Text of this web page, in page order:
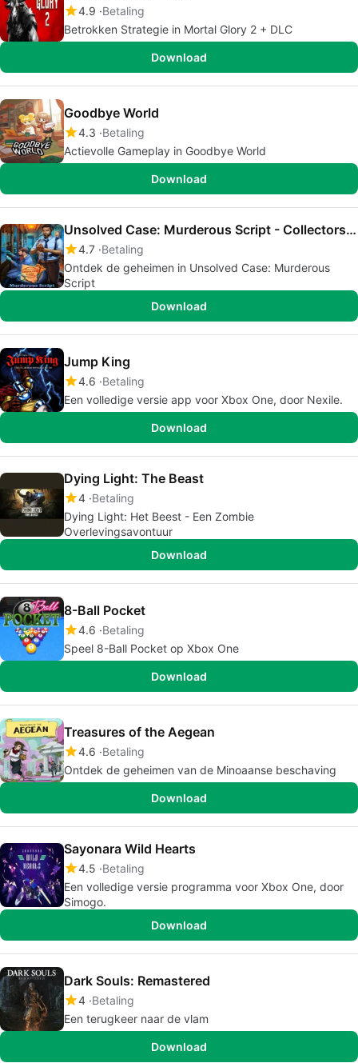
4.9 Betaling
Betrokken Strategie in Mortal Glory 2 + DLC
Download
Goodbye World
4.3 Betaling
Actievolle Gameplay in Goodbye World
Download
Unsolved Case: Murderous Script - Collectors Edition
4.7 Betaling
Ontdek de geheimen in Unsolved Case: Murderous
Script
Download
Jump King
4.6 Betaling
Een volledige versie app voor Xbox One, door Nexile.
Download
Dying Light: The Beast
4 Betaling
Dying Light: Het Beest - Een Zombie
Overlevingsavontuur
Download
8-Ball Pocket
4.6 Betaling
Speel 8-Ball Pocket op Xbox One
Download
Treasures of the Aegean
4.6 Betaling
Ontdek de geheimen van de Minoaanse beschaving
Download
Sayonara Wild Hearts
4.5 Betaling
Een volledige versie programma voor Xbox One, door
Simogo.
Download
Dark Souls: Remastered
4 Betaling
Een terugkeer naar de vlam
Download